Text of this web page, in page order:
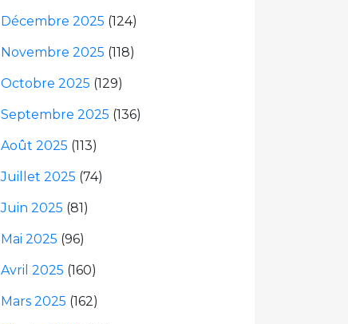
Décembre 2025 (124)
Novembre 2025 (118)
Octobre 2025 (129)
Septembre 2025 (136)
Août 2025 (113)
Juillet 2025 (74)
Juin 2025 (81)
Mai 2025 (96)
Avril 2025 (160)
Mars 2025 (162)